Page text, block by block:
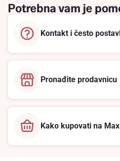
Potrebna vam je
Kontakt i često
Pronađite prodavnicu
Kako kupovati na